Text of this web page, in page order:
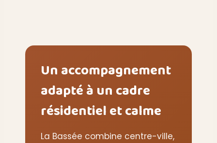
Un accompagnement
adapté à un cadre
résidentiel et calme
La Bassée combine centre-ville,